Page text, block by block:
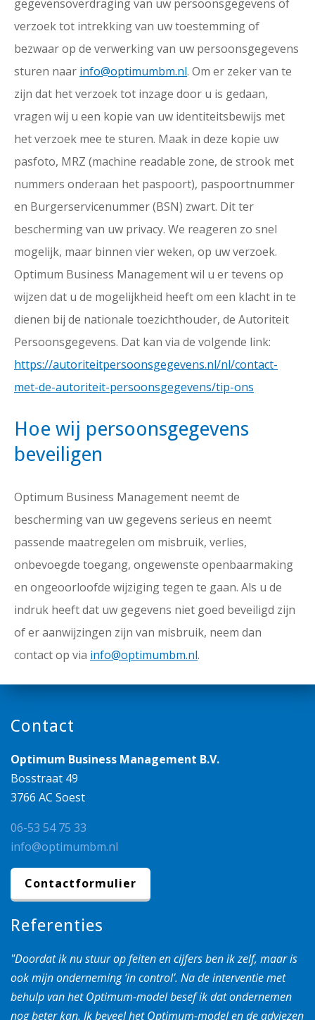
gegevensoverdraging van uw persoonsgegevens of
verzoek tot intrekking van uw toestemming of
bezwaar op de verwerking van uw persoonsgegevens
sturen naar info@optimumbm.nl. Om er zeker van te
zijn dat het verzoek tot inzage door u is gedaan,
vragen wij u een kopie van uw identiteitsbewijs met
het verzoek mee te sturen. Maak in deze kopie uw
pasfoto, MRZ (machine readable zone, de strook met
nummers onderaan het paspoort), paspoortnummer
en Burgerservicenummer (BSN) zwart. Dit ter
bescherming van uw privacy. We reageren zo snel
mogelijk, maar binnen vier weken, op uw verzoek.
Optimum Business Management wil u er tevens op
wijzen dat u de mogelijkheid heeft om een klacht in te
dienen bij de nationale toezichthouder, de Autoriteit
Persoonsgegevens. Dat kan via de volgende link:
https://autoriteitpersoonsgegevens.nl/nl/contact-
met-de-autoriteit-persoonsgegevens/tip-ons
Hoe wij persoonsgegevens
beveiligen
Optimum Business Management neemt de
bescherming van uw gegevens serieus en neemt
passende maatregelen om misbruik, verlies,
onbevoegde toegang, ongewenste openbaarmaking
en ongeoorloofde wijziging tegen te gaan. Als u de
indruk heeft dat uw gegevens niet goed beveiligd zijn
of er aanwijzingen zijn van misbruik, neem dan
contact op via info@optimumbm.nl.
Contact
Optimum Business Management B.V.
Bosstraat 49
3766 AC Soest
06-53 54 75 33
info@optimumbm.nl
Contactformulier
Referenties
"Doordat ik nu stuur op feiten en cijfers ben ik zelf, maar is
ook mijn onderneming ‘in control’. Na de interventie met
behulp van het Optimum-model besef ik dat ondernemen
nog beter kan. Ik beveel het Optimum-model en de adviezen